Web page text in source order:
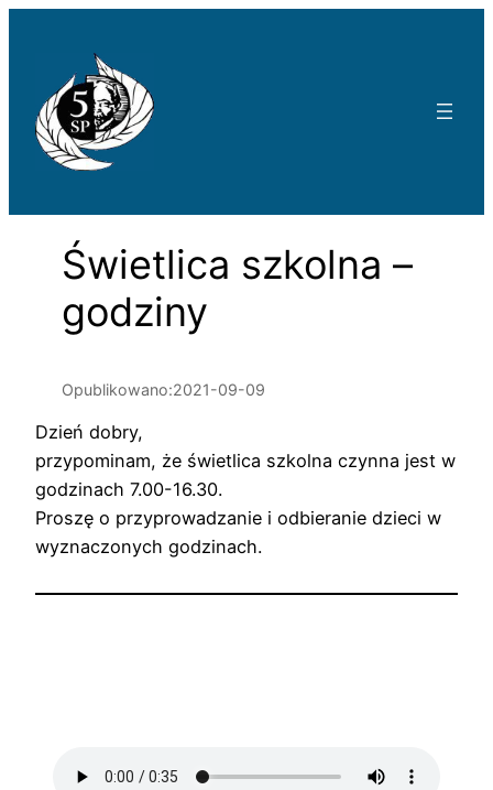
Świetlica szkolna –
godziny
Opublikowano:2021-09-09
Dzień dobry,
przypominam, że świetlica szkolna czynna jest w
godzinach 7.00-16.30.
Proszę o przyprowadzanie i odbieranie dzieci w
wyznaczonych godzinach.